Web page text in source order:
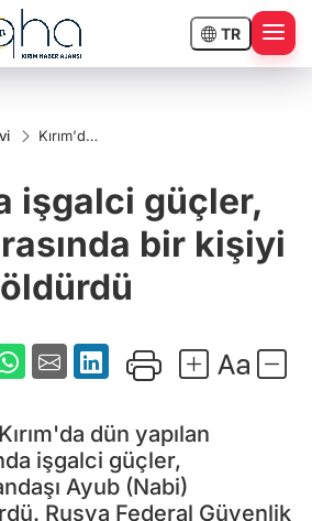
TR
Kırım'da
sırasında
bir kişiyi
öldürdü
işgalci güçler,
bir kişiyi
öldürdü
dün yapılan
işgalci güçler,
Ayub (Nabi)
Rusya Federal Güvenlik